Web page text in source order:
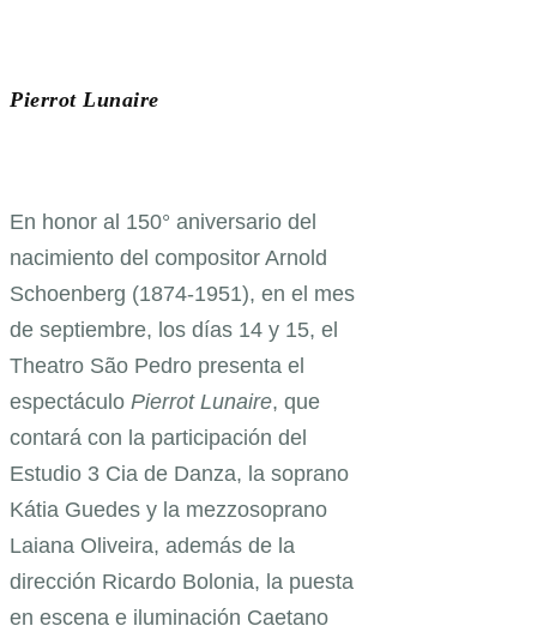
Pierrot Lunaire
En honor al 150° aniversario del
nacimiento del compositor Arnold
Schoenberg (1874-1951), en el mes
de septiembre, los días 14 y 15, el
Theatro São Pedro presenta el
espectáculo Pierrot Lunaire, que
contará con la participación del
Estudio 3 Cia de Danza, la soprano
Kátia Guedes y la mezzosoprano
Laiana Oliveira, además de la
dirección Ricardo Bolonia, la puesta
en escena e iluminación Caetano